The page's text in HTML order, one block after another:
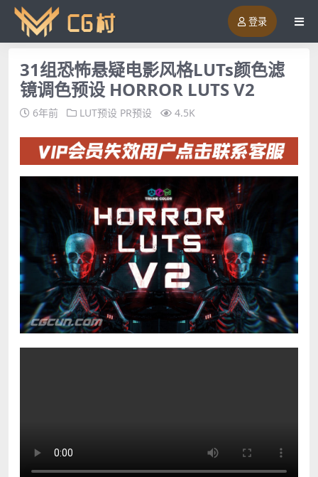
登录
31组恐怖悬疑电影风格LUTs颜色滤
镜调色预设 HORROR LUTS V2
6年前 LUT预设 PR预设 4.5K